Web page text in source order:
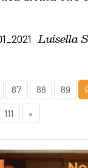
Luisella
87 88 89
111 »